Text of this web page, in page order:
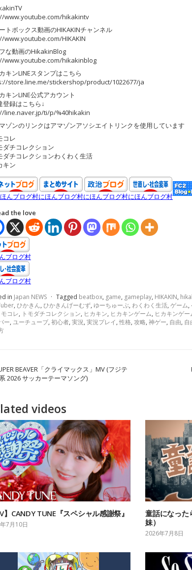
www.youtube.com/hikakintv
トボックス動画のHIKAKINチャンネル
www.youtube.com/HIKAKIN
な動画のHikakinBlog
www.youtube.com/hikakinblog
キンLINEスタンプはこちら
store.line.me/stickershop/product/1022677/ja
キンLINE公式アカウント
登録はこちら↓
line.naver.jp/ti/p/%40hikakin
ゾンのリンクはアマゾンアソシエイトリンクを使用しています
コレ
ダチコレクション
ダチコレクションわくわく生活
キン
んブログ村にほんブログ村にほんブログ村にほんブログ村
the love
ブログ村
ブログ村
in Japan NEWS · Tagged beatbox, game, gameplay, HIKAKIN,
, ひかきん, ひかきんげーむず, ゆーちゅーぶ, わくわく生活, ゲーム,
モコレ, トモダチコレクション, ヒカキン, ヒカキンゲーム, ヒカキンゲー
ー, ユーチューブ, 初心者, 実況, 実況プレイ, 性格, 攻略, 神ゲー, 自由, 自
BEAVER「クライマックス」MV (フジテ
2026 サッカーテーマソング)
videos
】CANDY TUNE『スペシャル感謝祭』
7月10日
童話になった
妹）
2026年7月8日